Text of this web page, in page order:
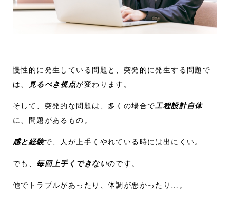
慢性的に発生している問題と、突発的に発生する問題で
は、
見るべき視点が変わります。
そして、突発的な問題は、多くの場合で工程設計自体
に、問題があるもの。
感と経験で、人が上手くやれている時には出にくい。
でも、 毎回上手くできないのです。
他でトラブルがあったり、体調が悪かったり…。